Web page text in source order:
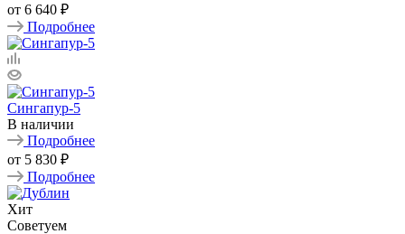
от 6 640 ₽
Подробнее
Сингапур-5
В наличии
Подробнее
от 5 830 ₽
Подробнее
Хит
Советуем